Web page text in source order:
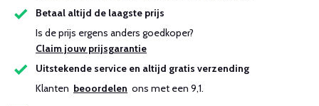
Betaal altijd de laagste prijs
Is de prijs ergens anders goedkoper?
Claim jouw prijsgarantie
Uitstekende service en altijd gratis verzending
Klanten beoordelen ons met een 9,1.